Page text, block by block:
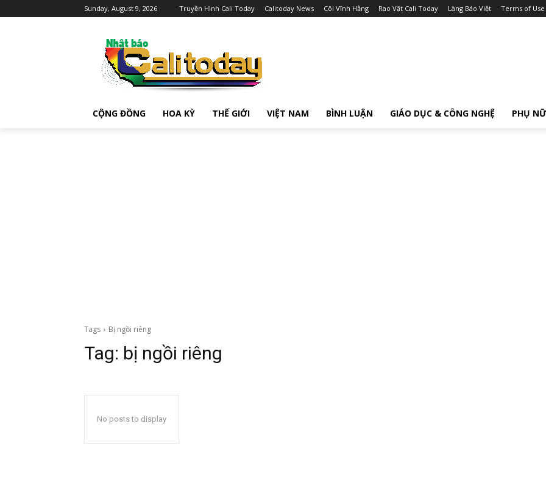
Sunday, August 9, 2026 Truyền Hình Cali Today Calitoday News Cõi Vĩnh Hằng Rao Vặt Cali Today Làng Báo Việt Terms of Use
CỘNG ĐỒNG HOA KỲ THẾ GIỚI VIỆT NAM BÌNH LUẬN GIÁO DỤC & CÔNG NGHỆ PHỤ NỮ
Tags Bị ngồi riêng
Tag: bị ngồi riêng
No posts to display